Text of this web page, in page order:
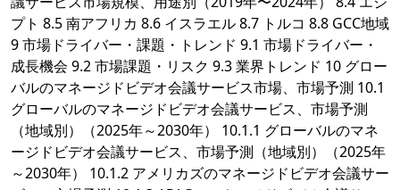
プト 8.5 南アフリカ 8.6 イスラエル 8.7 トルコ 8.8 GCC地域
9 市場ドライバー・課題・トレンド 9.1 市場ドライバー・
成長機会 9.2 市場課題・リスク 9.3 業界トレンド 10 グロー
バルのマネージドビデオ会議サービス市場、市場予測 10.1
グローバルのマネージドビデオ会議サービス、市場予測
（地域別）（2025年～2030年） 10.1.1 グローバルのマネ
ージドビデオ会議サービス、市場予測（地域別）（2025年
～2030年） 10.1.2 アメリカズのマネージドビデオ会議サー